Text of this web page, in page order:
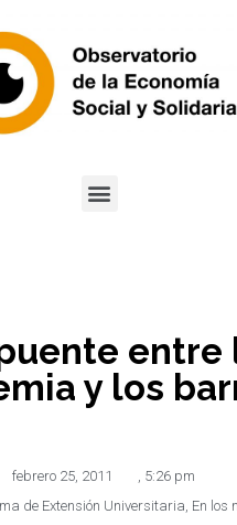
entre
y los
febrero 25, 2011
5:26 pm
de Extensión Universitaria En los